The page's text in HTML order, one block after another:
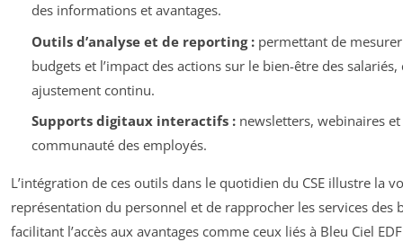
des informations et avantages.
Outils d’analyse et de reporting :permettant de mesurer
budgets et l’impact des actions sur le bien-être des
ajustement continu.
Supports digitaux interactifs :newsletters, webinaires
communauté des employés.
L’intégration de ces outils dans le quotidien du CSE illustre la
représentation du personnel et de rapprocher les services des
facilitant l’accès aux avantages comme ceux liés à Bleu Ciel